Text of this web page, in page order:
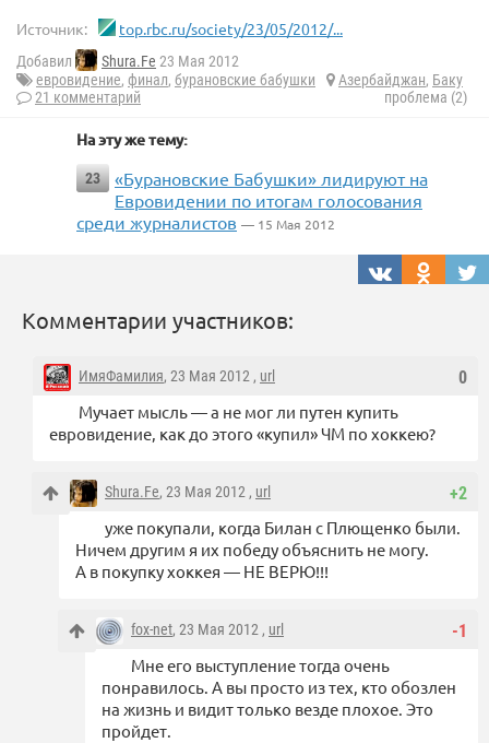
Источник: top.rbc.ru/society/23/05/2012/...
Добавил Shura.Fe 23 Мая 2012
евровидение, финал, бурановские бабушки Азербайджан, Баку
21 комментарий
проблема (2)
На эту же тему:
23
«Бурановские Бабушки» лидируют на
Евровидении по итогам голосования
среди журналистов — 15 Мая 2012
Комментарии участников:
0
ИмяФамилия, 23 Мая 2012 , url
Мучает мысль — а не мог ли путен купить
евровидение, как до этого «купил» ЧМ по хоккею?
+2
Shura.Fe, 23 Мая 2012 , url
уже покупали, когда Билан с Плющенко были.
Ничем другим я их победу объяснить не могу.
А в покупку хоккея — НЕ ВЕРЮ!!!
-1
fox-net, 23 Мая 2012 , url
Мне его выступление тогда очень
понравилось. А вы просто из тех, кто обозлен
на жизнь и видит только везде плохое. Это
пройдет.